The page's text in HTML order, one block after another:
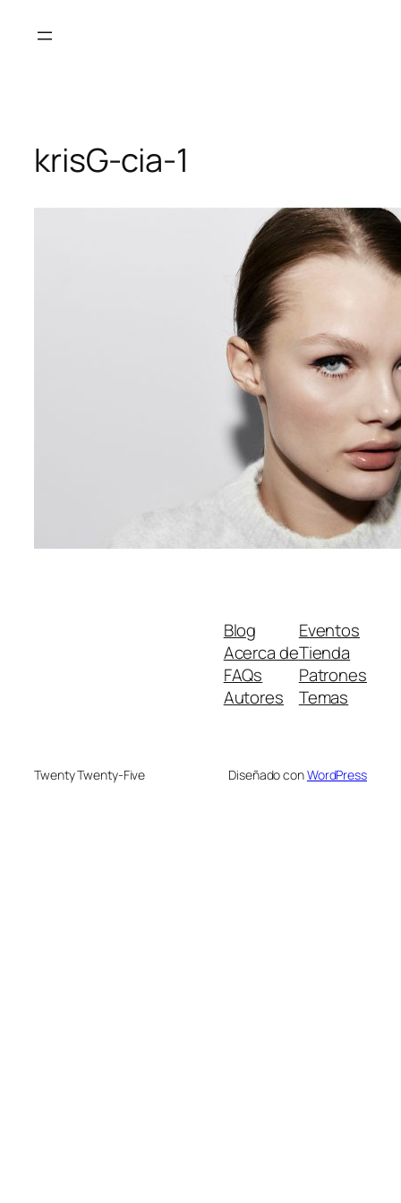
krisG-cia-1
Blog
Acerca de
FAQs
Autores
Eventos
Tienda
Patrones
Temas
Twenty Twenty-Five Diseñado conWordPress